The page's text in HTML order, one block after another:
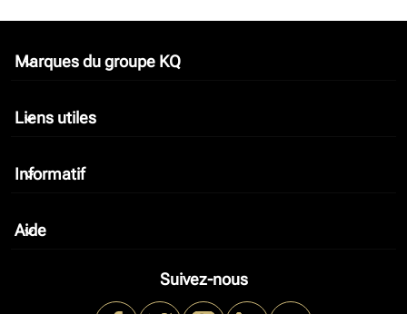
Marques du groupe KQ
keyboard_arrow_down
Liens utiles
keyboard_arrow_down
Informatif
keyboard_arrow_down
Aide
keyboard_arrow_down
Suivez-nous